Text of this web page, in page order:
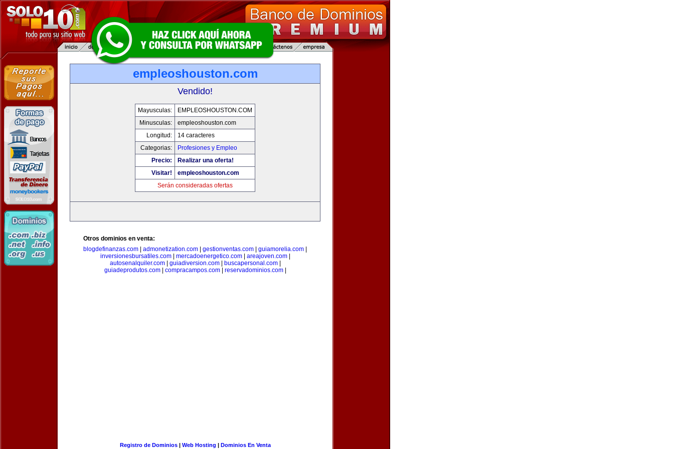
empleoshouston.com
Vendido!
Mayusculas:
EMPLEOSHOUSTON.COM
Minusculas:
empleoshouston.com
Longitud:
14 caracteres
Categorias:
Profesiones y Empleo
Precio:
Realizar una oferta!
Visitar!
empleoshouston.com
Serán consideradas ofertas
Otros dominios en venta:
blogdefinanzas.com
admonetization.com gestionventas.com guiamorelia.com
inversionesbursatiles.com| mercadoenergetico.com| areajoven.com|
autosenalquiler.com| guiadiversion.com| buscapersonal.com|
guiadeprodutos.com| compracampos.com| reservadominios.com|
Registro de Dominios| Web Hosting | Dominios En Venta